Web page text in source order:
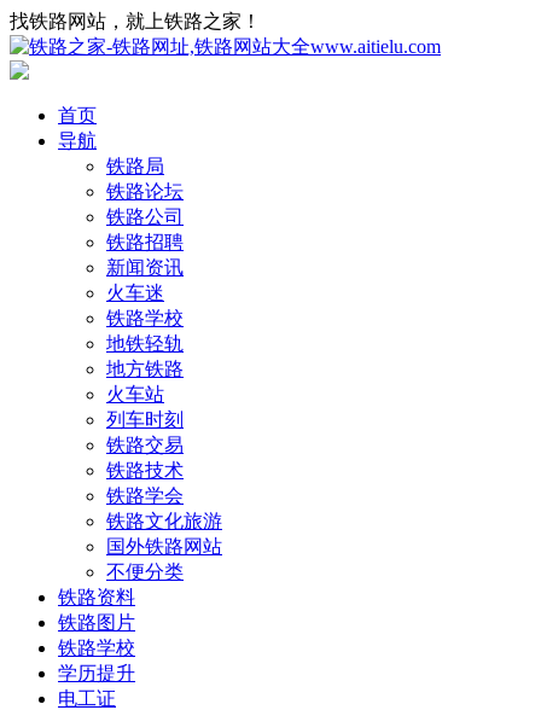
找铁路网站，就上铁路之家！
首页
导航
铁路局
铁路论坛
铁路公司
铁路招聘
新闻资讯
火车迷
铁路学校
地铁轻轨
地方铁路
火车站
列车时刻
铁路交易
铁路技术
铁路学会
铁路文化旅游
国外铁路网站
不便分类
铁路资料
铁路图片
铁路学校
学历提升
电工证